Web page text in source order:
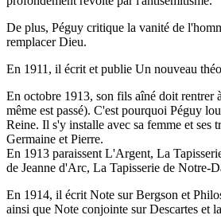
De plus, Péguy critique la vanité de
remplacer Dieu.
En 1911, il écrit et publie Un nouveau
En octobre 1913, son fils aîné doit rentrer
même est passé). C'est pourquoi Péguy
Reine. Il s'y installe avec sa femme et ses
Germaine et Pierre.
En 1913 paraissent L'Argent, La
de Jeanne d'Arc, La Tapisserie de Notre-
En 1914, il écrit Note sur Bergson et
ainsi que Note conjointe sur Descartes et